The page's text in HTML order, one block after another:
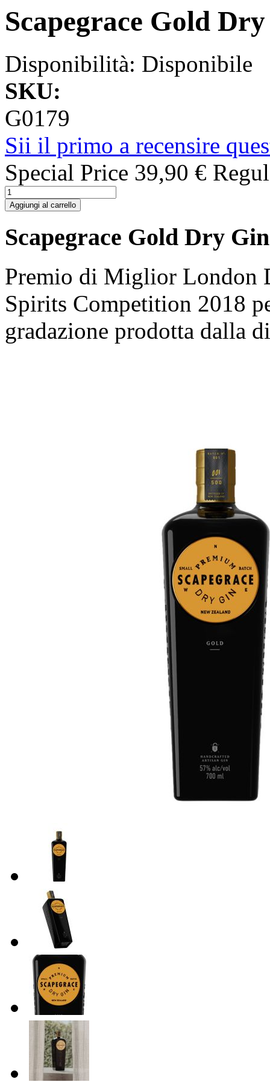
Scapegrace Gold
Disponibilità: Disponibile
SKU:
G0179
Sii il primo a recensire
Special Price 39,90 €
Aggiungi al carrello
Scapegrace Gold Dry Gin
Premio di Miglior London
Spirits Competition 2018
gradazione prodotta dalla